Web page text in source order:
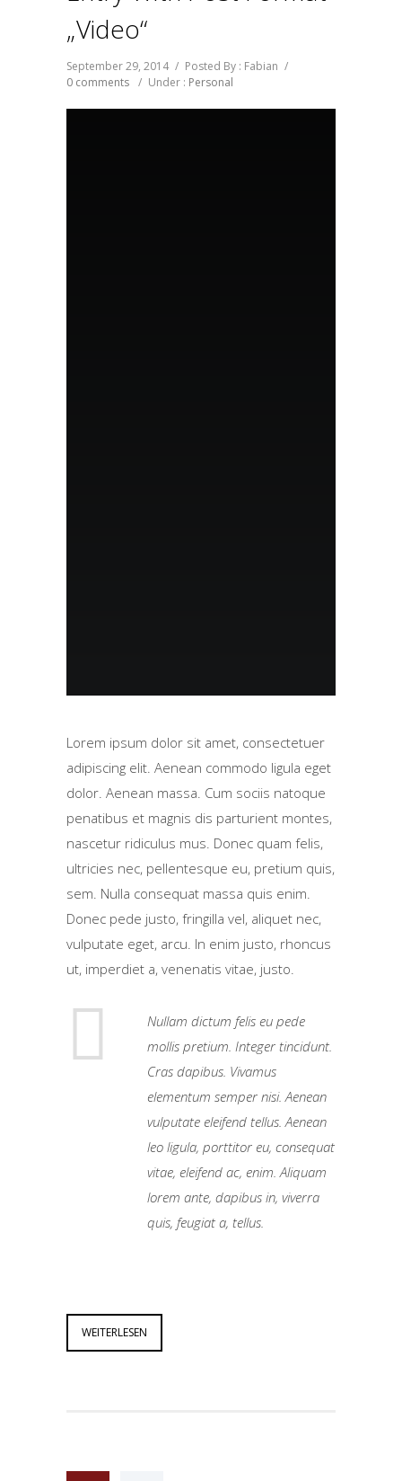
„Video“
September 29, 2014 / Posted By : Fabian /
0 comments / Under : Personal
Lorem ipsum dolor sit amet, consectetuer
adipiscing elit. Aenean commodo ligula eget
dolor. Aenean massa. Cum sociis natoque
penatibus et magnis dis parturient montes,
nascetur ridiculus mus. Donec quam felis,
ultricies nec, pellentesque eu, pretium quis,
sem. Nulla consequat massa quis enim.
Donec pede justo, fringilla vel, aliquet nec,
vulputate eget, arcu. In enim justo, rhoncus
ut, imperdiet a, venenatis vitae, justo.
Nullam dictum felis eu pede
mollis pretium. Integer tincidunt.
Cras dapibus. Vivamus
elementum semper nisi. Aenean
vulputate eleifend tellus. Aenean
leo ligula, porttitor eu, consequat
vitae, eleifend ac, enim. Aliquam
lorem ante, dapibus in, viverra
quis, feugiat a, tellus.
WEITERLESEN